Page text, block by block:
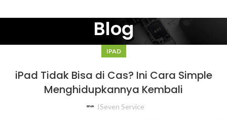
Blog
IPAD
iPad Tidak Bisa di Cas? Ini Cara Simple
Menghidupkannya Kembali
ISeven Service